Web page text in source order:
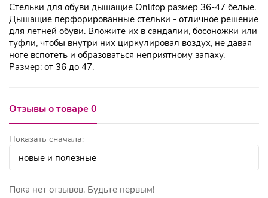
Стельки для обуви дышащие Onlitop размер 36-47 белые.
Дышащие перфорированные стельки - отличное решение
для летней обуви. Вложите их в сандалии, босоножки или
туфли, чтобы внутри них циркулировал воздух, не давая
ноге вспотеть и образоваться неприятному запаху.
Размер: от 36 до 47.
Отзывы о товаре 0
Показать сначала:
Пока нет отзывов. Будьте первым!